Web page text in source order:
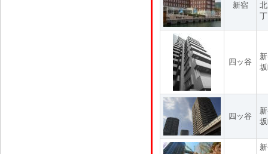
新宿
四ッ谷
四ッ谷